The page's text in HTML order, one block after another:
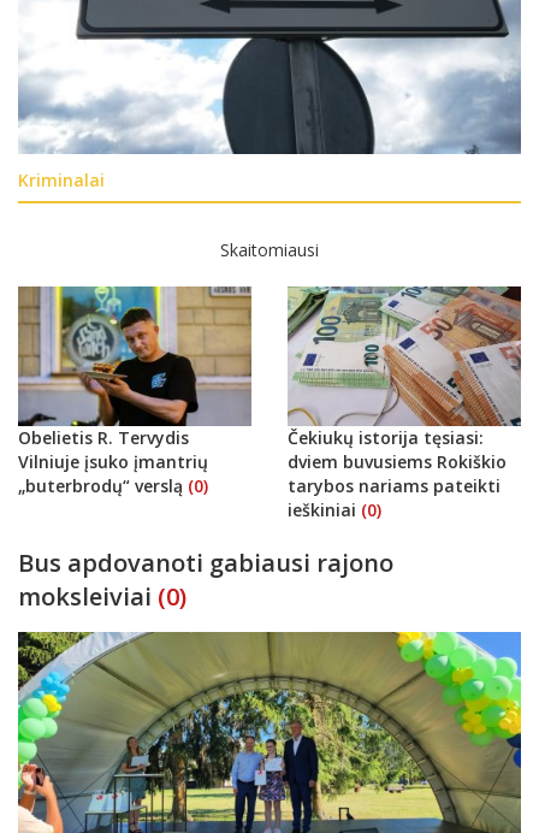
Kriminalai
Skaitomiausi
Obelietis R. Tervydis
Vilniuje įsuko įmantrių
„buterbrodų“ verslą (0)
Čekiukų istorija tęsiasi:
dviem buvusiems Rokiškio
tarybos nariams pateikti
ieškiniai (0)
Bus apdovanoti gabiausi rajono
moksleiviai (0)